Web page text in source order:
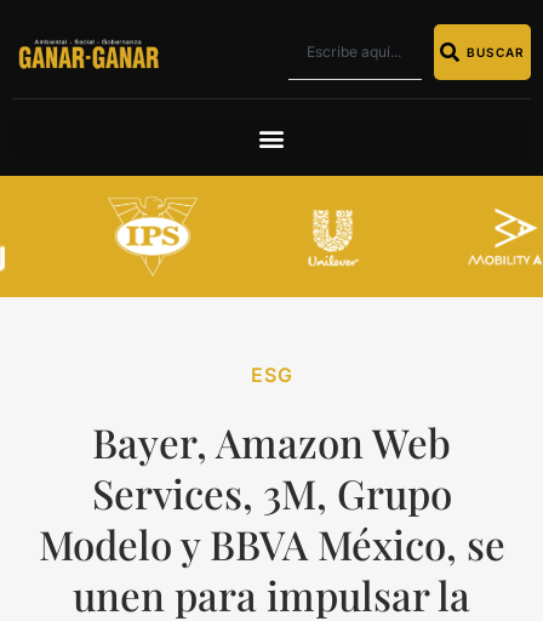
BUSCAR
ESG
Bayer, Amazon Web
Services, 3M, Grupo
Modelo y BBVA México, se
unen para impulsar la